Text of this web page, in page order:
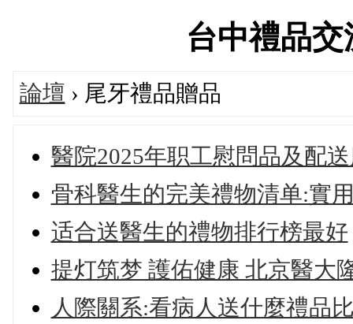
台中禮品
論壇 › 尾牙禮品贈品
醫院2025年职工慰問品及配
骨科醫生的完美禮物清单:實
适合送醫生的禮物排行榜最好
提灯筑梦 護佑健康 北京醫大
人際關系:看病人送什麼禮品